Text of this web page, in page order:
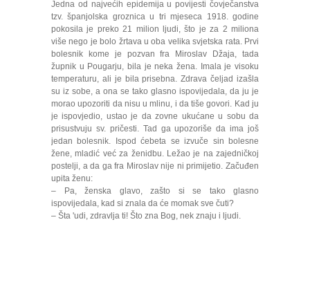
Jedna od najvećih epidemija u povijesti čovječanstva
tzv. španjolska groznica u tri mjeseca 1918. godine
pokosila je preko 21 milion ljudi, što je za 2 miliona
više nego je bolo žrtava u oba velika svjetska rata. Prvi
bolesnik kome je pozvan fra Miroslav Džaja, tada
župnik u Pougarju, bila je neka žena. Imala je visoku
temperaturu, ali je bila prisebna. Zdrava čeljad izašla
su iz sobe, a ona se tako glasno ispovijedala, da ju je
morao upozoriti da nisu u mlinu, i da tiše govori. Kad ju
je ispovjedio, ustao je da zovne ukućane u sobu da
prisustvuju sv. pričesti. Tad ga upozoriše da ima još
jedan bolesnik. Ispod ćebeta se izvuče sin bolesne
žene, mladić već za ženidbu. Ležao je na zajedničkoj
postelji, a da ga fra Miroslav nije ni primijetio. Začuđen
upita ženu:
– Pa, ženska glavo, zašto si se tako glasno
ispovijedala, kad si znala da će momak sve čuti?
– Šta 'udi, zdravlja ti! Što zna Bog, nek znaju i ljudi.